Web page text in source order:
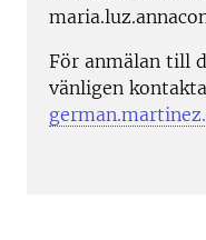
För anmälan till
vänligen